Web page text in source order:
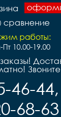
сравнение
работы:
Пт 10.00-19.00
46-
68-63